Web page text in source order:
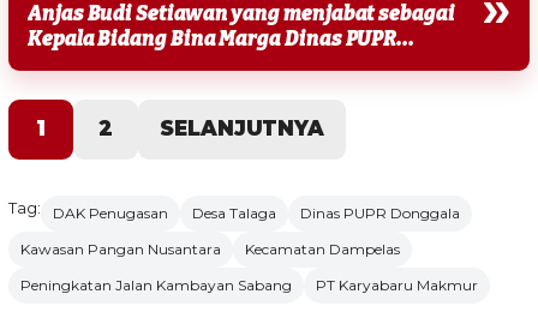
Anjas Budi Setiawan yang menjabat sebagai
Kepala Bidang Bina Marga Dinas PUPR...
1 2 SELANJUTNYA
Tag: DAK Penugasan Desa Talaga
Dinas PUPR Donggala
Kawasan Pangan Nusantara
Kecamatan Dampelas
Peningkatan Jalan Kambayan Sabang
PT Karyabaru Makmur